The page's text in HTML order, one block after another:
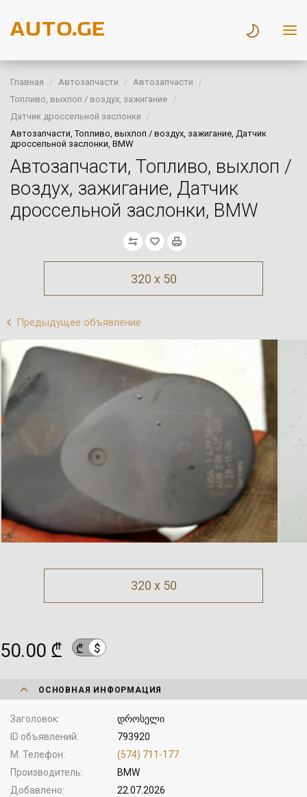
Главная Автозапчасти
Автозапчасти
Топливо, выхлоп / воздух, зажигание
Датчик дроссельной заслонки
Автозапчасти, Топливо, выхлоп / воздух, зажигание, Датчик
дроссельной заслонки, BMW
Автозапчасти, Топливо, выхлоп /
воздух, зажигание, Датчик
дроссельной заслонки, BMW
320 x 50
Предыдущее объявление
320 x 50
50.00 ₾ ₾ $
ОСНОВНАЯ ИНФОРМАЦИЯ
Заголовок
დროსელი
ID объявлений
793920
М. Телефон
(574) 711-177
Производитель
BMW
Добавлено
22.07.2026